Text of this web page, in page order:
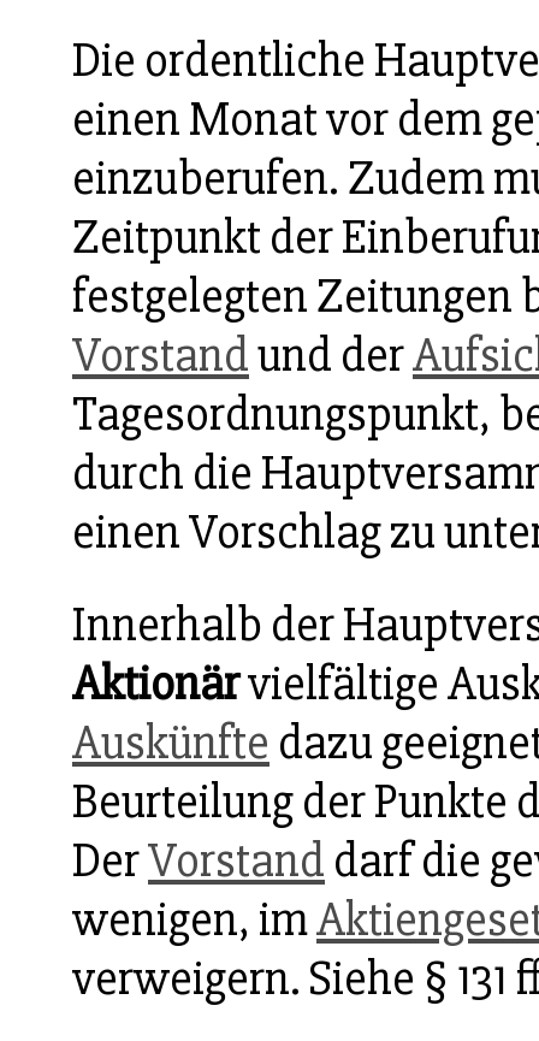
Die ordentliche
einen Monat vor dem
einzuberufen. Zudem
Zeitpunkt der
festgelegten Zeitungen
Vorstandund der
Tagesordnungspunkt,
durch die
einen Vorschlag zu
Innerhalb der
Aktionärvielfältige
Auskünfte dazu
Beurteilung der Punkte
DerVorstand darf die
wenigen, im
verweigern. Siehe § 131